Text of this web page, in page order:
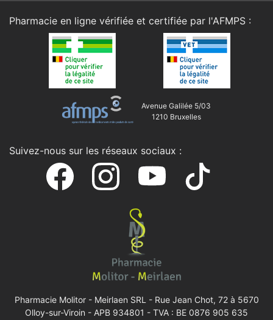
Pharmacie en ligne vérifiée et certifiée par l'AFMPS :
Avenue Galilée 5/03
1210 Bruxelles
Suivez-nous sur les réseaux sociaux :
Pharmacie Molitor - Meirlaen SRL - Rue Jean Chot, 72 à 5670
Olloy-sur-Viroin - APB 934801 - TVA : BE 0876 905 635